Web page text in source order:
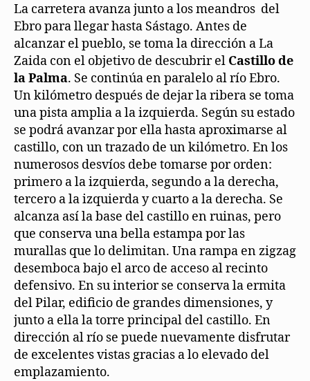
La carretera avanza junto a los meandros del
Ebro para llegar hasta Sástago. Antes de
alcanzar el pueblo, se toma la dirección a La
Zaida con el objetivo de descubrir el Castillo de
la Palma. Se continúa en paralelo al río Ebro.
Un kilómetro después de dejar la ribera se toma
una pista amplia a la izquierda. Según su estado
se podrá avanzar por ella hasta aproximarse al
castillo, con un trazado de un kilómetro. En los
numerosos desvíos debe tomarse por orden:
primero a la izquierda, segundo a la derecha,
tercero a la izquierda y cuarto a la derecha. Se
alcanza así la base del castillo en ruinas, pero
que conserva una bella estampa por las
murallas que lo delimitan. Una rampa en zigzag
desemboca bajo el arco de acceso al recinto
defensivo. En su interior se conserva la ermita
del Pilar, edificio de grandes dimensiones, y
junto a ella la torre principal del castillo. En
dirección al río se puede nuevamente disfrutar
de excelentes vistas gracias a lo elevado del
emplazamiento.